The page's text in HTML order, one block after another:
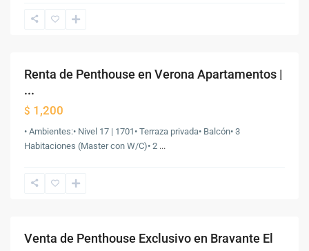
de
Renta
Renta de Penthouse en Verona Apartamentos |
...
$ 1,200
• Ambientes:• Nivel 17 | 1701• Terraza privada• Balcón• 3
Habitaciones (Master con W/C)• 2 ...
Zona
de
Venta
Venta de Penthouse Exclusivo en Bravante El